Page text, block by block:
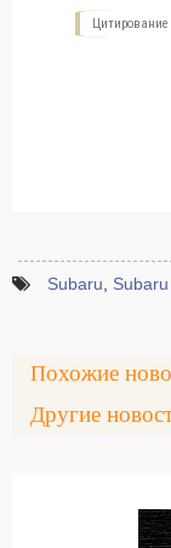
Subaru
Похожие
Другие